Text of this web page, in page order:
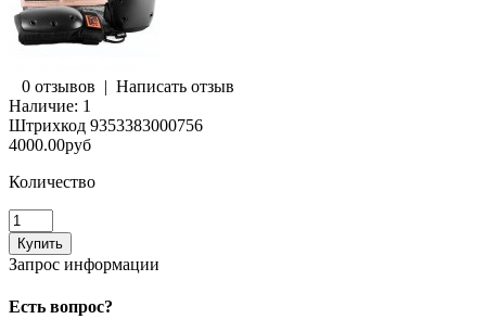
0 отзывов | Написать отзыв
Наличие: 1
Штрихкод 9353383000756
4000.00руб
Количество
Запрос информации
Есть вопрос?